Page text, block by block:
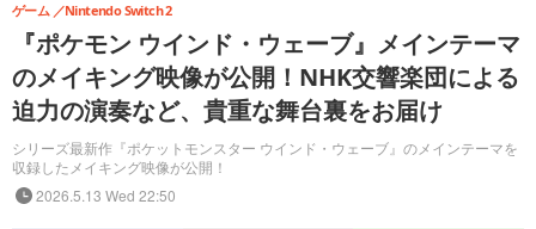
『ポケモン ウインド・ウェーブ』メインテーマ
のメイキング映像が公開！NHK交響楽団による
迫力の演奏など、貴重な舞台裏をお届け
シリーズ最新作『ポケットモンスター ウインド・ウェーブ』のメインテーマを
収録したメイキング映像が公開！
ゲーム Nintendo Switch 2
2026.5.13 Wed 22:50